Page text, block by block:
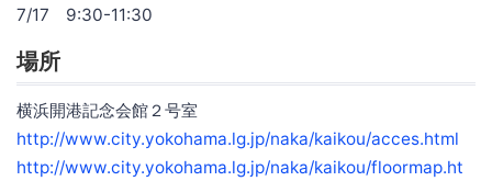
7/17 9:30-11:30
場所
横浜開港記念会館２号室
http://www.city.yokohama.lg.jp/naka/kaikou/acces.html
http://www.city.yokohama.lg.jp/naka/kaikou/floormap.ht